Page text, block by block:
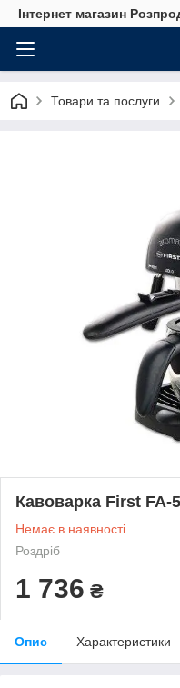
Інтернет магазин
Товари та послуги
Кавоварка First FA-
Немає в наявності
Роздріб
1 736 ₴
Опис Характеристики